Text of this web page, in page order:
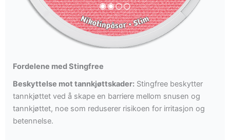
Fordelene med Stingfree
Beskyttelse mot tannkjøttskader:Stingfree beskytter
tannkjøttet ved å skape en barriere mellom snusen og
tannkjøttet, noe som reduserer risikoen for irritasjon og
betennelse.